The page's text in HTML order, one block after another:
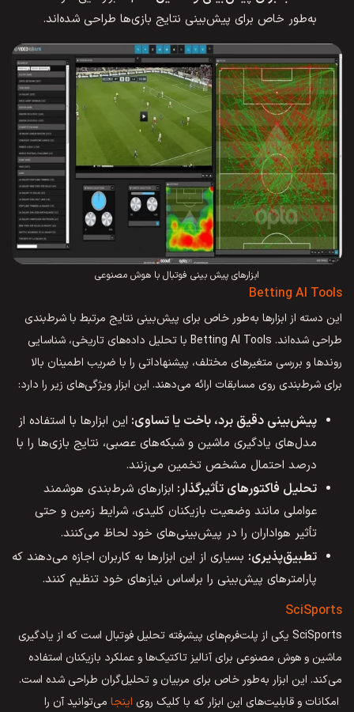
به‌طور خاص برای پیش‌بینی نتایج بازی‌ها طراحی شده‌اند.
ابزارهای پیش بینی فوتبال با هوش مصنوعی
Betting AI Tools
این دسته از ابزارها به‌طور خاص برای پیش‌بینی نتایج مرتبط با شرط‌بندی
طراحی شده‌اند. Betting AI Tools با تحلیل داده‌های تاریخی، شناسایی
روندها و بررسی متغیرهای مختلف، پیشنهاداتی را با ضریب اطمینان بالا
برای شرط‌بندی روی مسابقات ارائه می‌دهند. این ابزار ویژگی‌های زیر را دارد:
پیش‌بینی دقیق برد، باخت یا تساوی: این ابزارها با استفاده از
مدل‌های یادگیری ماشین و شبکه‌های عصبی، نتایج بازی‌ها را با
درصد احتمال مشخص تخمین می‌زنند.
تحلیل فاکتورهای تأثیرگذار: ابزارهای شرط‌بندی هوشمند
عواملی مانند وضعیت بازیکنان کلیدی، شرایط زمین و حتی
تأثیر هواداران را در پیش‌بینی‌های خود لحاظ می‌کنند.
تطبیق‌پذیری: بسیاری از این ابزارها به کاربران اجازه می‌دهند که
پارامترهای پیش‌بینی را براساس نیازهای خود تنظیم کنند.
SciSports
SciSports یکی از پلت‌فرم‌های پیشرفته تحلیل فوتبال است که از یادگیری
ماشین و هوش مصنوعی برای آنالیز تاکتیک‌ها و عملکرد بازیکنان استفاده
می‌کند. این ابزار به‌طور خاص برای مربیان و تحلیل‌گران طراحی شده است.
امکانات و قابلیت‌های این ابزار که با کلیک روی اینجا می‌توانید آن را